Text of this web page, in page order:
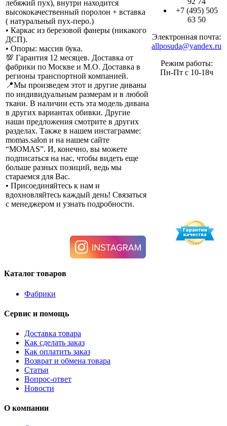
лебяжий пух), внутри находится
высококачественный поролон + вставка
( натуральный пух-перо.)
• Каркас из березовой фанеры (никакого
ДСП).
• Опоры: массив бука.
💯 Гарантия 12 месяцев. Доставка от
фабрики по Москве и М.О. Доставка в
регионы транспортной компанией.
📍Мы произведем этот и другие диваны
по индивидуальным размерам и в любой
ткани. В наличии есть эта модель дивана
в других вариантах обивки. Другие
наши предложения смотрите в других
разделах. Также в нашем инстаграмме:
momas.salon и на нашем сайте
“MOMAS”. И, конечно, вы можете
подписаться на нас, чтобы видеть еще
больше разных позиций, ведь мы
стараемся для Вас.
• Присоединяйтесь к нам и
вдохновляйтесь каждый день! Связаться
с менеджером и узнать подробности.
+7 (495) 505
63 50
Электронная почта:
allposuda@yandex.ru
Режим работы:
Пн-Пт с 10-18ч
Каталог товаров
Фабрики
Сервис и помощь
Доставка товара
Как сделать заказ
Как оплатить заказ
Возврат и обмена товара
Статьи
Вопрос-ответ
Новости
О компании